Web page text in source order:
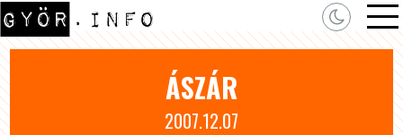
ÁSZÁR
2007.12.07